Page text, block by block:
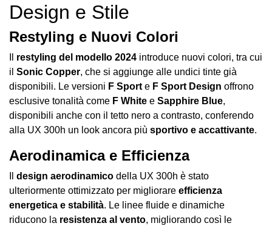
Design e Stile
Restyling e Nuovi Colori
restyling del modello 2024 introduce nuovi colori, tra cui
il Sonic Copper, che si aggiunge alle undici tinte già
disponibili. Le versioni F Sport e F Sport Design offrono
esclusive tonalità come F White e Sapphire Blue,
disponibili anche con il tetto nero a contrasto, conferendo
alla UX 300h un look ancora più sportivo e accattivante.
Aerodinamica e Efficienza
design aerodinamico della UX 300h è stato
ulteriormente ottimizzato per migliorare efficienza
energetica e stabilità. Le linee fluide e dinamiche
riducono la resistenza al vento, migliorando così le